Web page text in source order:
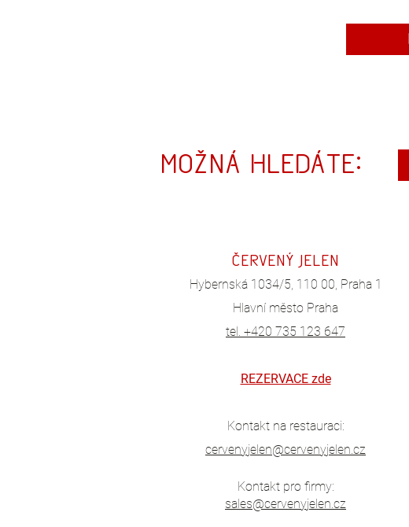
Možná hledáte:
ČERVE NÝ JEL EN
Hybernská 1034/5, 110 00, Praha 1
Hlavní město Praha
tel. +420 735 123 647
REZERVACE zde
Kontakt na restauraci:
cervenyjelen@cervenyjelen.cz
Kontakt pro firmy:
sales@cervenyjelen.cz